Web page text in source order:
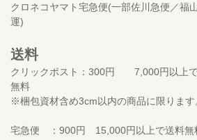
クロネコヤマト宅急便(一部佐川急便／福
運)
送料
クリックポスト：300円 7,000円以上
無料
※梱包資材含め3cm以内の商品に限ります
宅急便 ：900円 15,000円以上で送料無